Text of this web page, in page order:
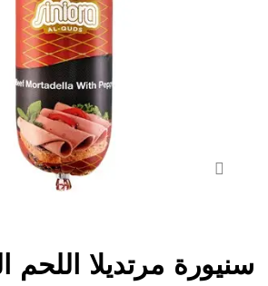
سنيورة مرتديلا اللحم